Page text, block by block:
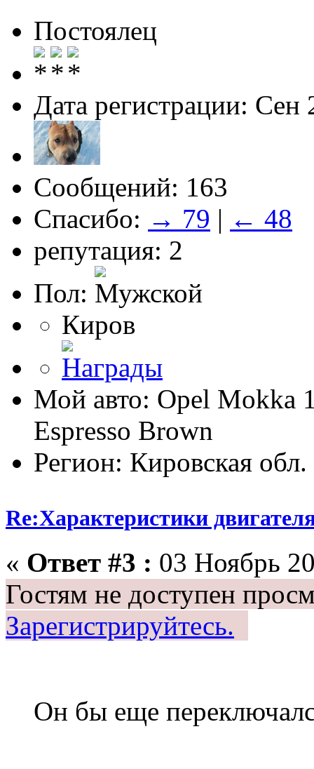
Постоялец
Дата регистрации: Сен
Сообщений: 163
Спасибо: → 79 | ← 48
репутация: 2
Пол:
Киров
Мой авто: Opel
Espresso Brown
Регион: Кировская обл.
Re:Характеристики
« Ответ #3 : 03 Ноябрь
Гостям не доступен
Зарегистрируйтесь.
Он бы еще